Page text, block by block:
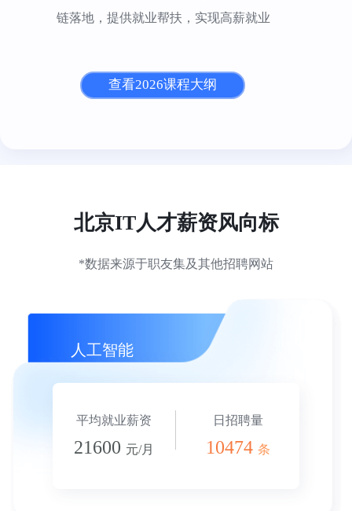
链落地，提供就业帮扶，实现高薪就业
查看2026课程大纲
北京IT人才薪资风向标
*数据来源于职友集及其他招聘网站
人工智能
平均就业薪资
21600 元/月
日招聘量
10474 条